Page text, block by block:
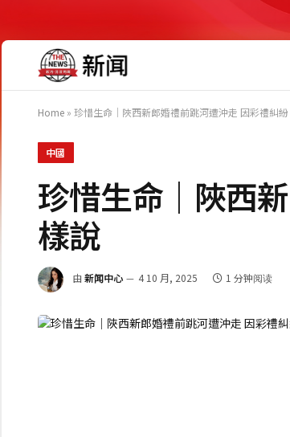
Home » 珍惜生命｜陜西新郎婚禮前跳河遭沖走 因彩禮糾
中國
珍惜生命｜陜西
樣說
由 新闻中心 4 10 月, 2025 1 分钟阅读